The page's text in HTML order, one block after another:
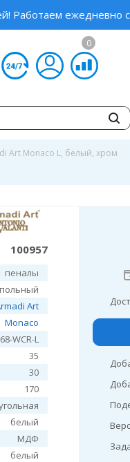
Работаем ежедневно
0
Art Monaco L, белый, хром
100957
пеналы
Art
Monaco
WCR-L
35
30
170
белый
МДФ
белый